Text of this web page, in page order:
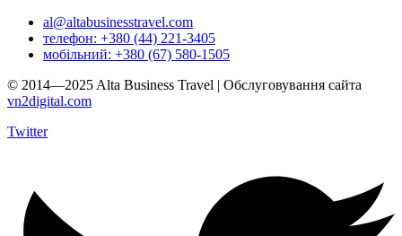
al@altabusinesstravel.com
телефон: +380 (44) 221-3405
мобільний: +380 (67) 580-1505
© 2014—2025 Alta Business Travel | Обслуговування сайта
vn2digital.com
Twitter